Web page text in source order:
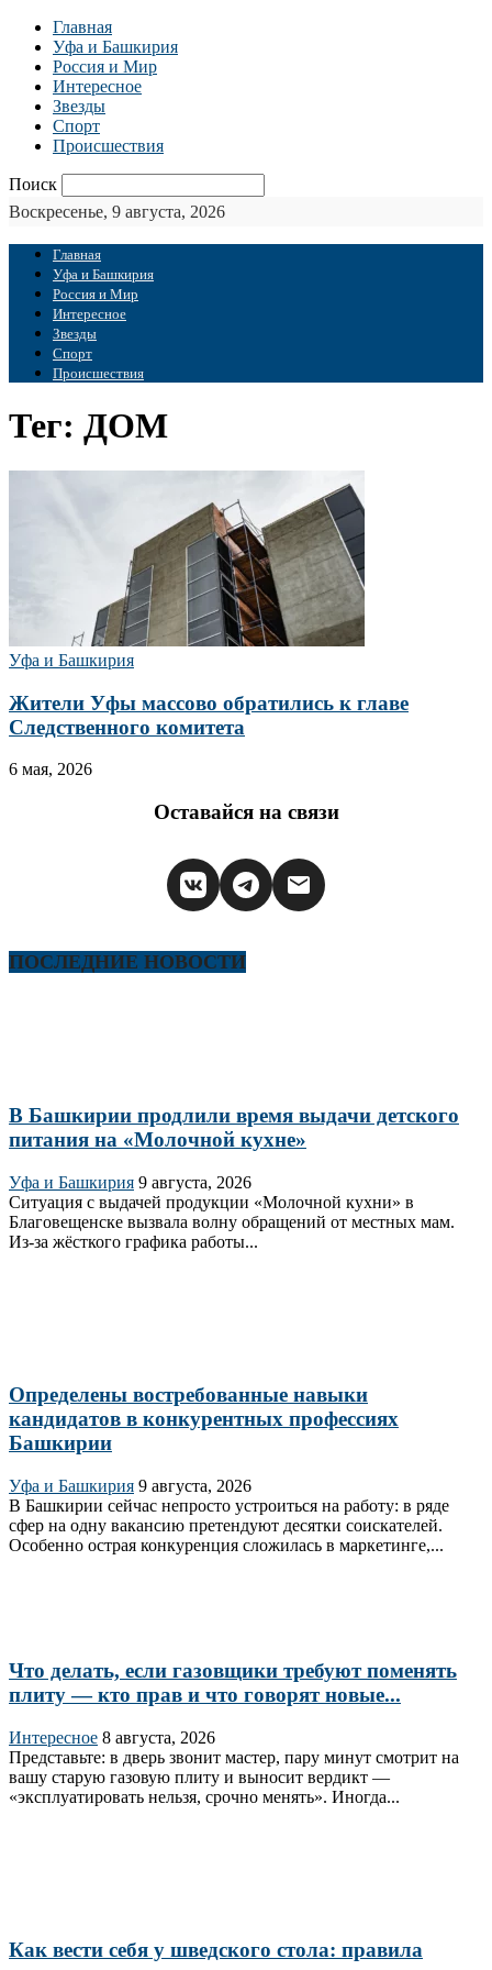
Главная
Уфа и Башкирия
Россия и Мир
Интересное
Звезды
Спорт
Происшествия
Поиск
Воскресенье, 9 августа, 2026
Главная
Уфа и Башкирия
Россия и Мир
Интересное
Звезды
Спорт
Происшествия
Тег: ДОМ
Уфа и Башкирия
Жители Уфы массово обратились к главе
Следственного комитета
6 мая, 2026
Оставайся на связи
ПОСЛЕДНИЕ НОВОСТИ
В Башкирии продлили время выдачи детского
питания на «Молочной кухне»
Уфа и Башкирия 9 августа, 2026
Ситуация с выдачей продукции «Молочной кухни» в
Благовещенске вызвала волну обращений от местных мам.
Из‑за жёсткого графика работы...
Определены востребованные навыки
кандидатов в конкурентных профессиях
Башкирии
Уфа и Башкирия 9 августа, 2026
В Башкирии сейчас непросто устроиться на работу: в ряде
сфер на одну вакансию претендуют десятки соискателей.
Особенно острая конкуренция сложилась в маркетинге,...
Что делать, если газовщики требуют поменять
плиту — кто прав и что говорят новые...
Интересное 8 августа, 2026
Представьте: в дверь звонит мастер, пару минут смотрит на
вашу старую газовую плиту и выносит вердикт —
«эксплуатировать нельзя, срочно менять». Иногда...
Как вести себя у шведского стола: правила